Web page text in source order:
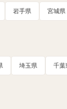
岩手県 宮城県
埼玉県 千葉